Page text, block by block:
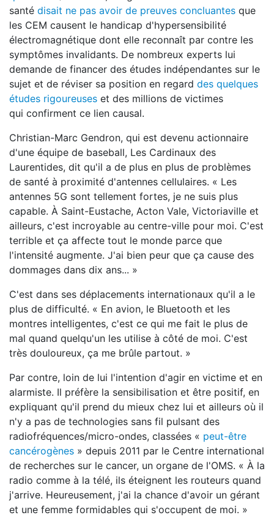
santé disait ne pas avoir de preuves concluantes que
les CEM causent le handicap d'hypersensibilité
électromagnétique dont elle reconnaît par contre les
symptômes invalidants. De nombreux experts lui
demande de financer des études indépendantes sur le
sujet et de réviser sa position en regard des quelques
études rigoureuses et des millions de victimes
qui confirment ce lien causal.
Christian-Marc Gendron, qui est devenu actionnaire
d'une équipe de baseball, Les Cardinaux des
Laurentides, dit qu'il a de plus en plus de problèmes
de santé à proximité d'antennes cellulaires. « Les
antennes 5G sont tellement fortes, je ne suis plus
capable. À Saint-Eustache, Acton Vale, Victoriaville et
ailleurs, c'est incroyable au centre-ville pour moi. C'est
terrible et ça affecte tout le monde parce que
l'intensité augmente. J'ai bien peur que ça cause des
dommages dans dix ans... »
C'est dans ses déplacements internationaux qu'il a le
plus de difficulté. « En avion, le Bluetooth et les
montres intelligentes, c'est ce qui me fait le plus de
mal quand quelqu'un les utilise à côté de moi. C'est
très douloureux, ça me brûle partout. »
Par contre, loin de lui l'intention d'agir en victime et en
alarmiste. Il préfère la sensibilisation et être positif, en
expliquant qu'il prend du mieux chez lui et ailleurs où il
n'y a pas de technologies sans fil pulsant des
radiofréquences/micro-ondes, classées « peut-être
cancérogènes » depuis 2011 par le Centre international
de recherches sur le cancer, un organe de l'OMS. « À la
radio comme à la télé, ils éteignent les routeurs quand
j'arrive. Heureusement, j'ai la chance d'avoir un gérant
et une femme formidables qui s'occupent de moi. »